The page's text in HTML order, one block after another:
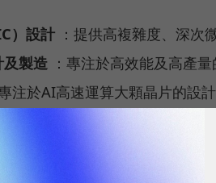
）設計 ：提供高複雜度、深次
及製造 ：專注於高效能及高產
專注於AI高速運算大顆晶片的設
、消費性電子產品、超級電腦等